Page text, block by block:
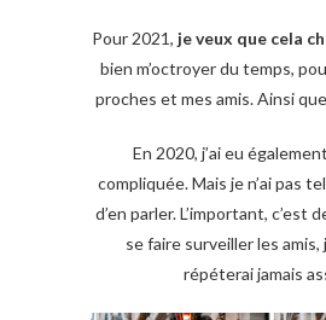
Pour 2021, je veux que cela
bien m’octroyer du temps,
proches et mes amis. Ainsi
En 2020, j’ai eu
compliquée. Mais je n’ai pas
d’en parler. L’important, c’est
se faire surveiller les amis,
répéterai jamais